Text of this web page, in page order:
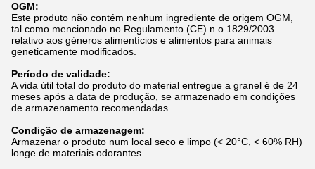
OGM:
Este produto não contém nenhum ingrediente de origem OGM,
tal como mencionado no Regulamento (CE) n.o 1829/2003
relativo aos géneros alimentícios e alimentos para animais
geneticamente modificados.
Período de validade:
A vida útil total do produto do material entregue a granel é de 24
meses após a data de produção, se armazenado em condições
de armazenamento recomendadas.
Condição de armazenagem:
Armazenar o produto num local seco e limpo (< 20°C, < 60% RH)
longe de materiais odorantes.